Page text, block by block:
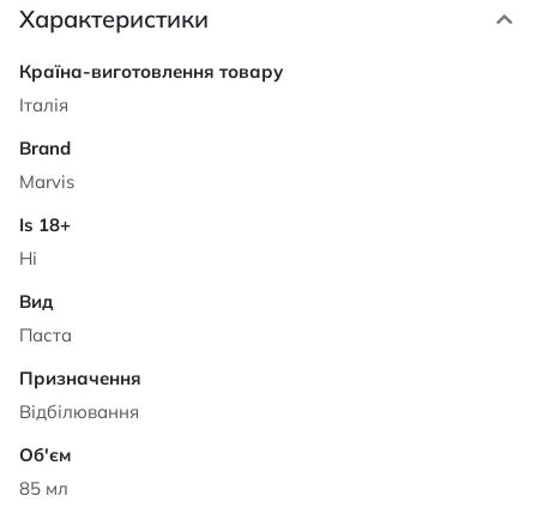
Характеристики
Характеристики
Італія
Marvis
Ні
Паста
Відбілювання
85 мл